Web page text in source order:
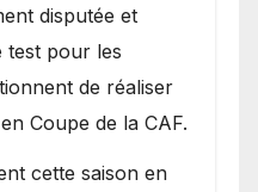
disputée et
test pour les
de réaliser
Coupe de la CAF.
cette saison en